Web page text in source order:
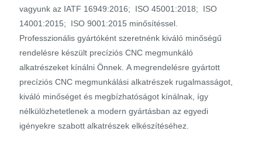
vagyunk az IATF 16949:2016; ISO 45001:2018; ISO
14001:2015; ISO 9001:2015 minősítéssel.
Professzionális gyártóként szeretnénk kiváló minőségű
rendelésre készült precíziós CNC megmunkáló
alkatrészeket kínálni Önnek. A megrendelésre gyártott
precíziós CNC megmunkálási alkatrészek rugalmasságot,
kiváló minőséget és megbízhatóságot kínálnak, így
nélkülözhetetlenek a modern gyártásban az egyedi
igényekre szabott alkatrészek elkészítéséhez.